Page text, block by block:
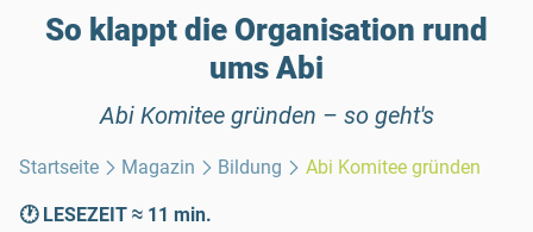
So klappt die Organisation rund
ums Abi
Abi Komitee gründen – so geht's
Startseite Magazin Bildung Abi Komitee gründen
🕐 LESEZEIT ≈ 11 min.